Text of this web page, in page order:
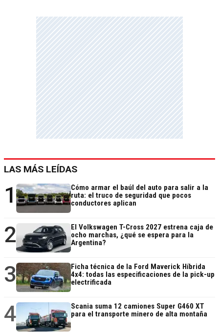
LAS MÁS LEÍDAS
1
Cómo armar el baúl del auto para salir a la
ruta: el truco de seguridad que pocos
conductores aplican
2
El Volkswagen T-Cross 2027 estrena caja de
ocho marchas, ¿qué se espera para la
Argentina?
3
Ficha técnica de la Ford Maverick Híbrida
4x4: todas las especificaciones de la pick-up
electrificada
4
Scania suma 12 camiones Super G460 XT
para el transporte minero de alta montaña